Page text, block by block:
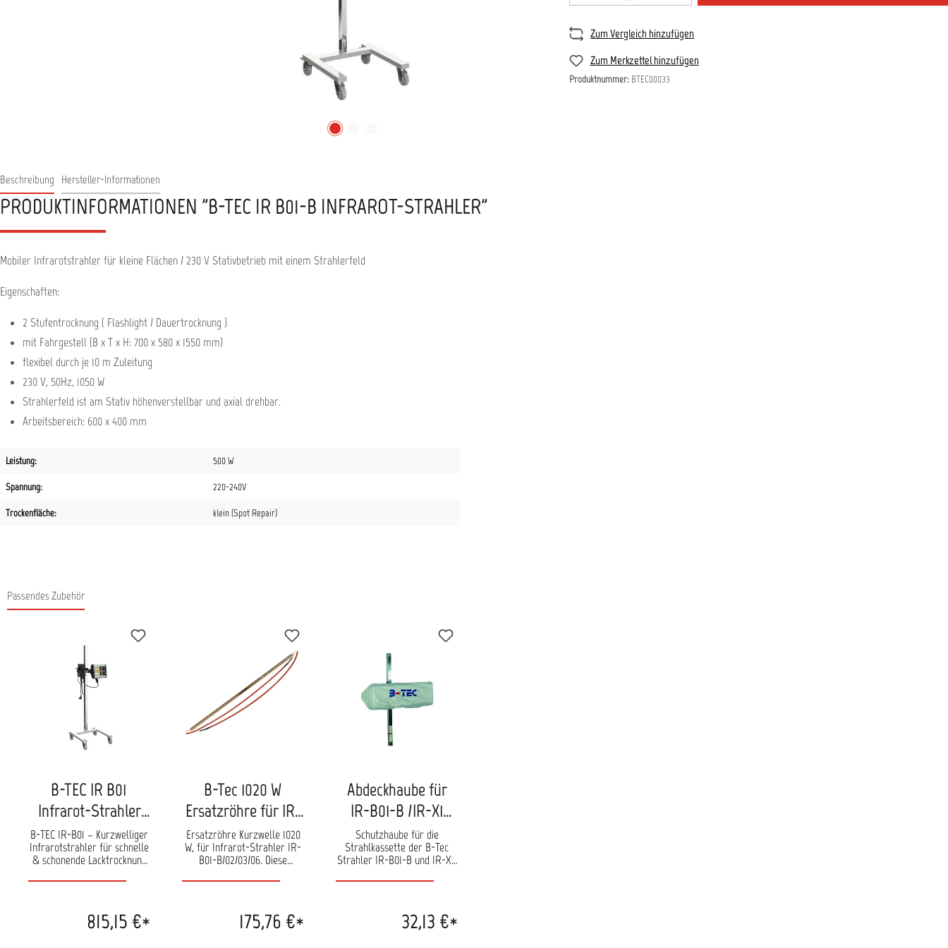
Zum Vergleich hinzufügen
Zum Merkzettel hinzufügen
Produktnummer: BTEC00033
Beschreibung Hersteller-Informationen
PRODUKTINFORMATIONEN "B-TEC IR B01-B INFRAROT-STRAHLER"
Mobiler Infrarotstrahler für kleine Flächen / 230 V Stativbetrieb mit einem Strahlerfeld
Eigenschaften:
2 Stufentrocknung ( Flashlight / Dauertrocknung )
mit Fahrgestell (B x T x H: 700 x 580 x 1550 mm)
flexibel durch je 10 m Zuleitung
230 V, 50Hz, 1050 W
Strahlerfeld ist am Stativ höhenverstellbar und axial drehbar.
Arbeitsbereich: 600 x 400 mm
Leistung: 500 W
Spannung: 220-240V
Trockenfläche: klein (Spot Repair)
Passendes Zubehör
B-TEC IR B01
Infrarot-Strahler
mit abnehmbarem
Strahlerfeld
B-TEC IR-B01 – Kurzwelliger
Infrarotstrahler für schnelle
& schonende Lacktrocknung
kompakter, leistungsstarker
professionellen Trocknung
von Lacken, Füllern und
815,15 €*
B-Tec 1020 W
Ersatzröhre für IR-
B01-B/02/03/06
goldbedampft
Ersatzröhre Kurzwelle 1020
W, für Infrarot-Strahler IR-
B01-B/02/03/06. Diese
eine bessere
höheren Reflexionsgrad als
eine Röhre aus rotem
175,76 €*
Abdeckhaube für
IR-B01-B /IR-X1
10000487
Schutzhaube für die
Strahlkassette der B-Tec
Strahler IR-B01-B und IR-X1.
Staub und anderen
32,13 €*